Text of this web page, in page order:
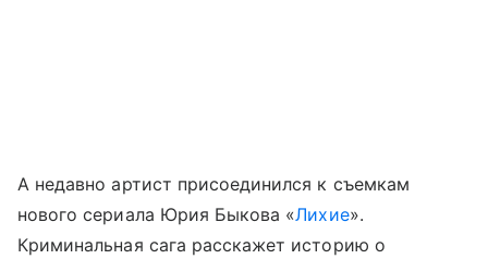
А недавно артист присоединился к съемкам
нового сериала Юрия Быкова «Лихие».
Криминальная сага расскажет историю о